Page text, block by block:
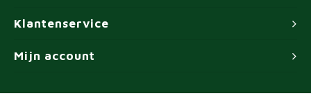
Klantenservice
Mijn account